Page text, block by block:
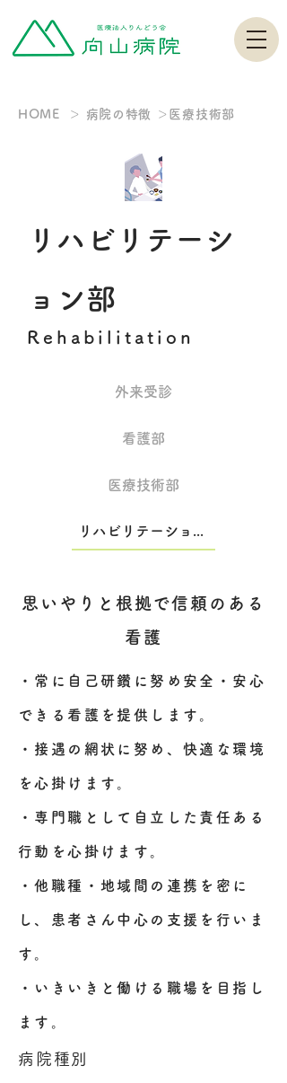
HOME ＞ 病院の特徴 ＞医療技術部
リハビリテーシ
ョン部
Rehabilitation
外来受診
看護部
医療技術部
思いやりと根拠で信頼のある
看護
・常に自己研鑽に努め安全・安心
できる看護を提供します。
・接遇の網状に努め、快適な環境
を心掛けます。
・専門職として自立した責任ある
行動を心掛けます。
・他職種・地域間の連携を密に
し、患者さん中心の支援を行いま
す。
・いきいきと働ける職場を目指し
ます。
病院種別